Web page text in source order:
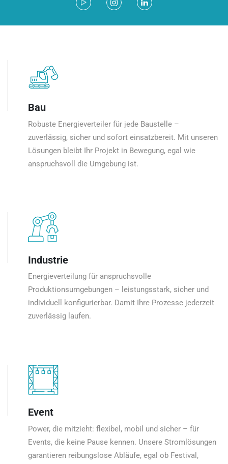
Bau
Robuste Energieverteiler für jede Baustelle –
zuverlässig, sicher und sofort einsatzbereit. Mit unseren
Lösungen bleibt Ihr Projekt in Bewegung, egal wie
anspruchsvoll die Umgebung ist.
Industrie
Energieverteilung für anspruchsvolle
Produktionsumgebungen – leistungsstark, sicher und
individuell konfigurierbar. Damit Ihre Prozesse jederzeit
zuverlässig laufen.
Event
Power, die mitzieht: flexibel, mobil und sicher – für
Events, die keine Pause kennen. Unsere Stromlösungen
garantieren reibungslose Abläufe, egal ob Festival,